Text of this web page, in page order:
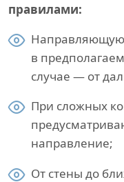
правилами:
в
случае — от
При сложных
направление;
От стены до